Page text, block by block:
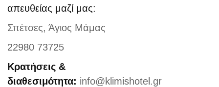
απευθείας μαζί μας:
Σπέτσες, Άγιος Μάμας
22980 73725
Κρατήσεις &
διαθεσιμότητα: info@klimishotel.gr